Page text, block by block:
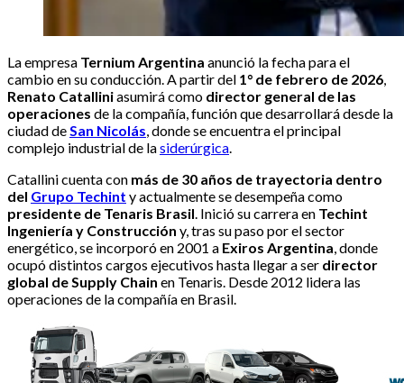
La empresa Ternium Argentina anunció la fecha para el
cambio en su conducción. A partir del 1° de febrero de 2026,
Renato Catalliniasumirá como director general de las
operaciones de la compañía, función que desarrollará desde la
ciudad deSan Nicolás, donde se encuentra el principal
complejo industrial de lasiderúrgica.
Catallini cuenta con más de 30 años de trayectoria dentro
del Grupo Techint y actualmente se desempeña como
presidente de Tenaris Brasil. Inició su carrera en Techint
Ingeniería y Construcción y, tras su paso por el sector
energético, se incorporó en 2001 a Exiros Argentina, donde
ocupó distintos cargos ejecutivos hasta llegar a ser director
global de Supply Chain en Tenaris. Desde 2012 lidera las
operaciones de la compañía en Brasil.